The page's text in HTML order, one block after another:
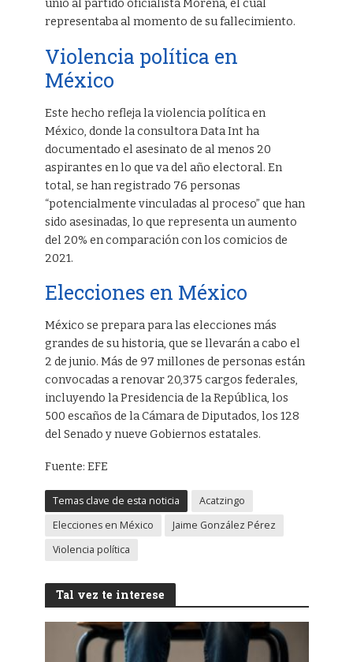
unió al partido oficialista Morena, el cual
representaba al momento de su fallecimiento.
Violencia política en
México
Este hecho refleja la violencia política en
México, donde la consultora Data Int ha
documentado el asesinato de al menos 20
aspirantes en lo que va del año electoral. En
total, se han registrado 76 personas
“potencialmente vinculadas al proceso” que han
sido asesinadas, lo que representa un aumento
del 20% en comparación con los comicios de
2021.
Elecciones en México
México se prepara para las elecciones más
grandes de su historia, que se llevarán a cabo el
2 de junio. Más de 97 millones de personas están
convocadas a renovar 20,375 cargos federales,
incluyendo la Presidencia de la República, los
500 escaños de la Cámara de Diputados, los 128
del Senado y nueve Gobiernos estatales.
Fuente: EFE
Temas clave de esta noticia
Acatzingo
Elecciones en México
Jaime González Pérez
Violencia política
Tal vez te interese